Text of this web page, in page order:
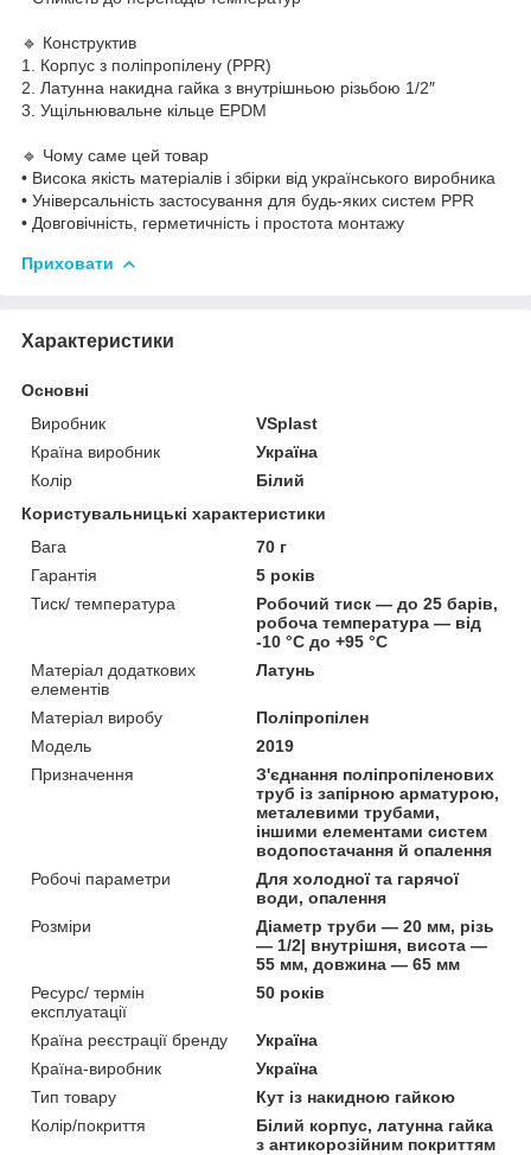
🔹 Конструктив
1. Корпус з поліпропілену (PPR)
2. Латунна накидна гайка з внутрішньою різьбою 1/2″
3. Ущільнювальне кільце EPDM
🔹 Чому саме цей товар
• Висока якість матеріалів і збірки від українського виробника
• Універсальність застосування для будь-яких систем PPR
• Довговічність, герметичність і простота монтажу
Приховати
Характеристики
Основні
Виробник
VSplast
Країна виробник
Україна
Колір
Білий
Користувальницькі характеристики
Вага
70 г
Гарантія
5 років
Тиск/ температура
Робочий тиск — до 25 барів,
робоча температура — від
-10 °C до +95 °C
Матеріал додаткових
елементів
Латунь
Матеріал виробу
Поліпропілен
Мoдель
2019
Призначення
З'єднання поліпропіленових
труб із запірною арматурою,
металевими трубами,
іншими елементами систем
водопостачання й опалення
Робочі параметри
Для холодної та гарячої
води, опалення
Розміри
Діаметр труби — 20 мм, різь
— 1/2| внутрішня, висота —
55 мм, довжина — 65 мм
Ресурс/ термін
експлуатації
50 років
Країна реєстрації бренду
Україна
Країна-виробник
Україна
Тип товару
Кут із накидною гайкою
Колір/покриття
Білий корпус, латунна гайка
з антикорозійним покриттям